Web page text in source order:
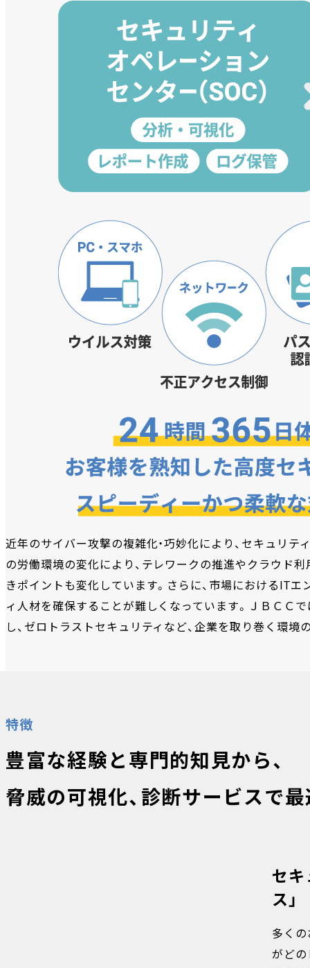
近年のサイバー攻撃の複雑化・巧妙化により、セキュリ
の労働環境の変化により、テレワークの推進やクラウド
きポイントも変化しています。さらに、市場におけるIT
ィ人材を確保することが難しくなっています。ＪＢＣＣ
し、ゼロトラストセキュリティなど、企業を取り巻く環
豊富な経験と専門的知見から、
脅威の可視化、診断サービスで
特徴
セキ
ス」
多くの
がどの